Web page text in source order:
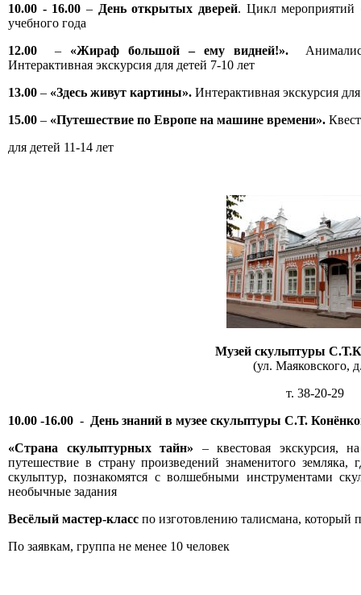
10.00 - 16.00 – День открытых дверей. Цикл мероприятий
учебного года
12.00 – «Жираф большой – ему видней!».
Интерактивная экскурсия для детей 7-10 лет
13.00 – «Здесь живут картины». Интерактивная экскурсия
15.00 – «Путешествие по Европе на машине времени».
для детей 11-14 лет
Музей скульптуры
(ул. Маяковского,
т. 38-20-29
10.00 -16.00 - День знаний в музее скульптуры С.Т.
«Страна скульптурных тайн» – квестовая экскурсия,
путешествие в страну произведений знаменитого
скульптур, познакомятся с волшебными инструментами
необычные задания
Весёлый мастер-класс по изготовлению талисмана, который
По заявкам, группа не менее 10 человек